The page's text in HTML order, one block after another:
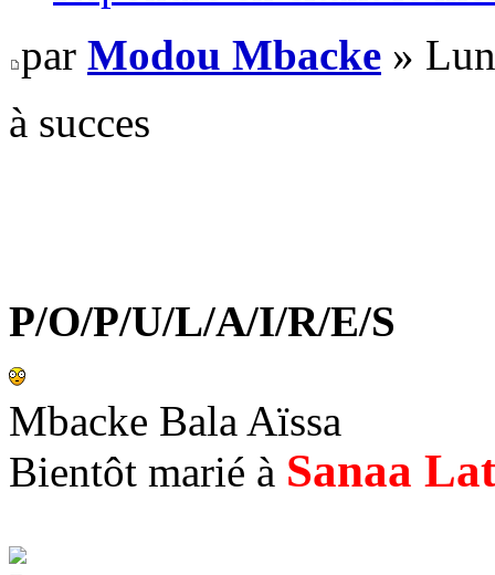
par Modou Mbacke »
à succes
P/O/P/U/L/A/I/R/E/S
Mbacke Bala Aïssa
Bientôt marié à Sanaa